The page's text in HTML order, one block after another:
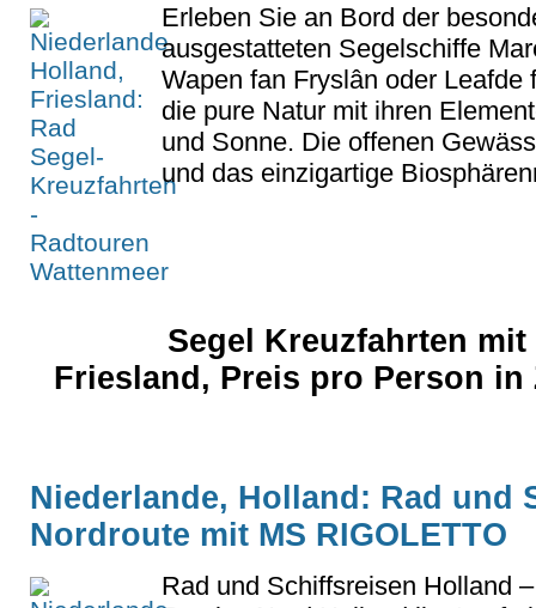
Erleben Sie an Bord der
ausgestatteten Segelschiffe
Wapen fan Fryslân oder Leafde
die pure Natur mit ihren
und Sonne. Die offenen
und das einzigartige
Segel Kreuzfahrten
Friesland, Preis pro Person
Niederlande, Holland: Rad und
Nordroute mit MS RIGOLETTO
Rad und Schiffsreisen Holland